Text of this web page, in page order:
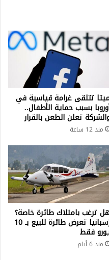
تتلقى غرامة قياسية في
بسبب حماية الأطفال..
تعلن الطعن بالقرار
منذ 12 ساعة
ترغب بامتلاك طائرة خاصة؟
إسبانيا تعرض طائرة للبيع بـ 10
فقط
منذ 6 أيام